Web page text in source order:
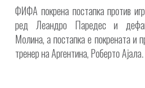
ФИФА покрена постапка против
ред Леандро Паредес и
Молина, а постапка е покрената и
тренер на Аргентина, Роберто Ајала.